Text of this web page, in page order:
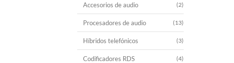
Accesorios de audio (2)
Procesadores de audio (13)
Híbridos telefónicos (3)
Codificadores RDS (4)